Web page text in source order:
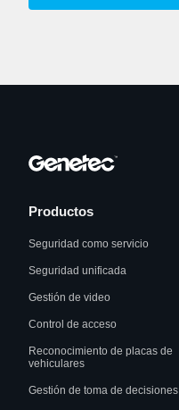
Productos
Seguridad como servicio
Seguridad unificada
Gestión de video
Control de acceso
Reconocimiento de placas de
vehiculares
Gestión de toma de decisiones